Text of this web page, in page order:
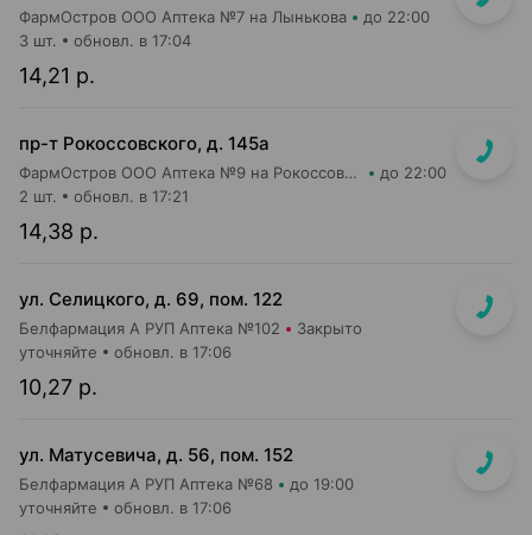
ФармОстров ООО Аптека №7 на Лынькова до 22:00
14,21 р.
3 шт. обновл. в 17:04
пр-т Рокоссовского, д. 145а
ФармОстров ООО Аптека №9 на Рокоссовского до 22:00
14,38 р.
2 шт. обновл. в 17:21
ул. Селицкого, д. 69, пом. 122
Белфармация А РУП Аптека №102 Закрыто
10,27 р.
уточняйте обновл. в 17:06
ул. Матусевича, д. 56, пом. 152
Белфармация А РУП Аптека №68 до 19:00
уточняйте обновл. в 17:06